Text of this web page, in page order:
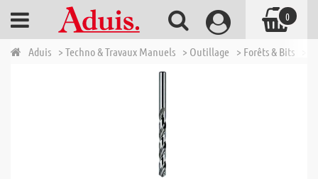
Aduis > Techno & Travaux Manuels > Outillage > Forêts & Bits
0